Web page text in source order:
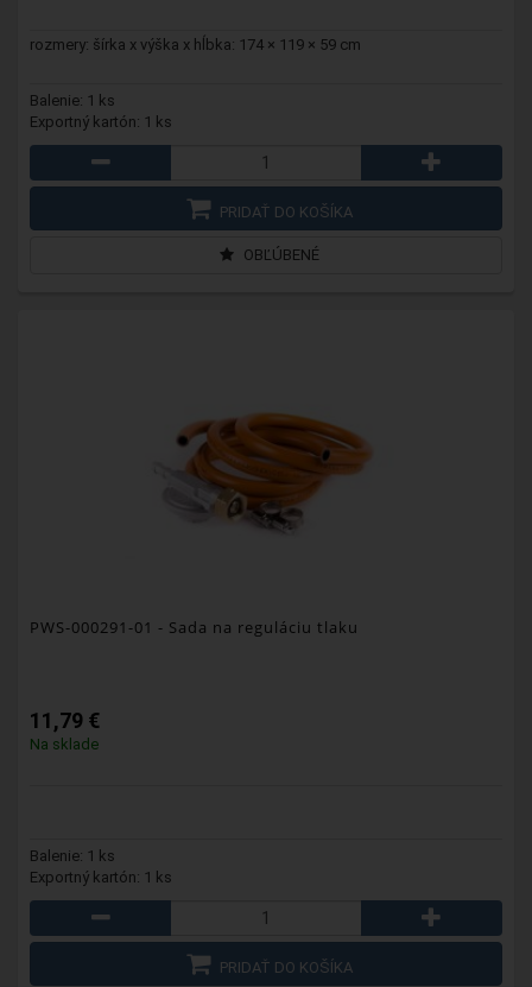
rozmery: šírka x výška x hĺbka: 174 × 119 × 59 cm
Balenie: 1 ks
Exportný kartón: 1 ks
PRIDAŤ DO KOŠÍKA
OBĽÚBENÉ
PWS-000291-01 - Sada na reguláciu tlaku
11,79 €
Na sklade
Balenie: 1 ks
Exportný kartón: 1 ks
PRIDAŤ DO KOŠÍKA